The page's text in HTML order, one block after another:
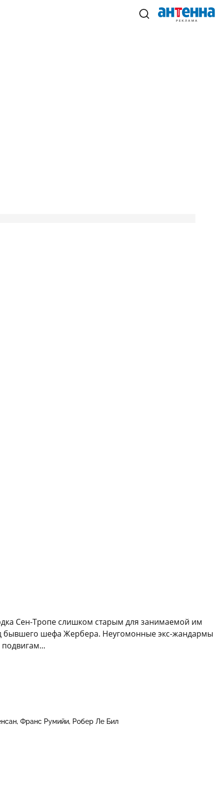
Сен-Тропе слишком старым для занимаемой им
бывшего шефа Жербера. Неугомонные экс-жандармы
Франс Румийи Робер Ле Бил